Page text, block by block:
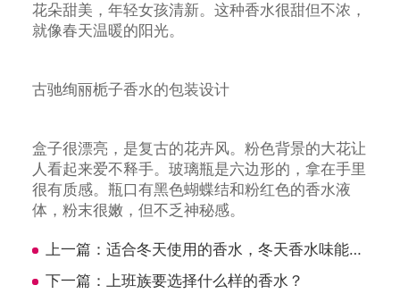
花朵甜美，年轻女孩清新。这种香水很甜但不浓，
就像春天温暖的阳光。
古驰绚丽栀子香水的包装设计
盒子很漂亮，是复古的花卉风。粉色背景的大花让
人看起来爱不释手。玻璃瓶是六边形的，拿在手里
很有质感。瓶口有黑色蝴蝶结和粉红色的香水液
体，粉末很嫩，但不乏神秘感。
上一篇： 适合冬天使用的香水，冬天香水味能持续多久？
下一篇： 上班族要选择什么样的香水？